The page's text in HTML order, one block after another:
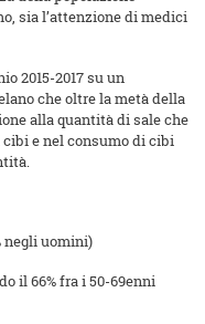
sia l’attenzione di medici
2015-2017 su un
che oltre la metà della
alla quantità di sale che
e nel consumo di cibi
negli uomini)
il 66% fra i 50-69enni